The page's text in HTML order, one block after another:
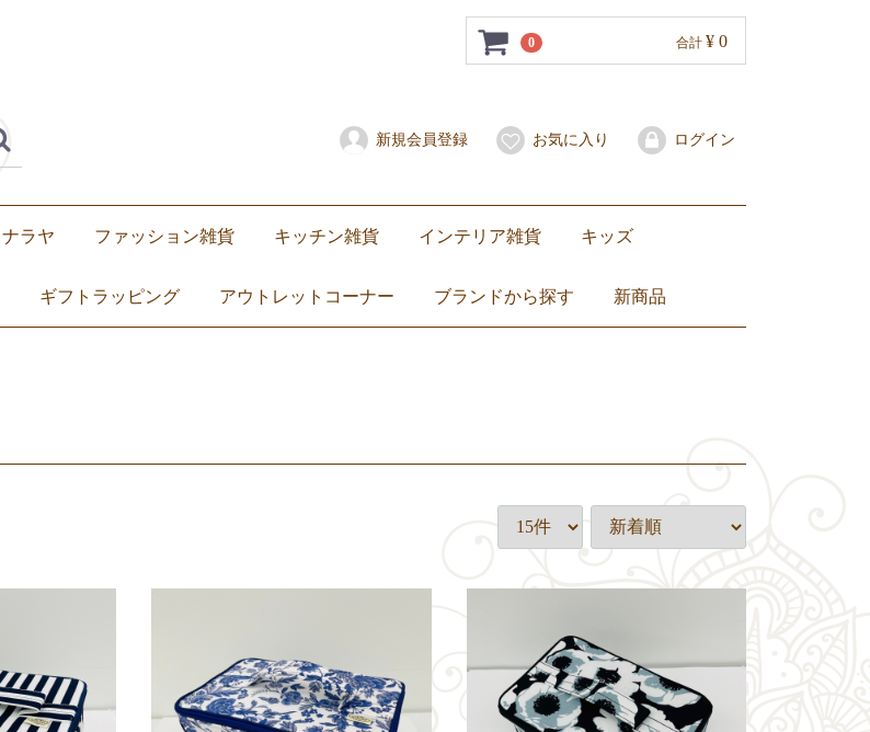
0 合計 ¥ 0
新規会員登録 お気に入り ログイン
ナラヤ ファッション雑貨
水着・サンダル
スカーフ
子ども服
バッグ トートバッグ
ショルダーバッグ
ハンドバッグ
エコバッグ
子ども用バッグ
ポーチ
財布・コインケース
携帯用爪楊枝入れ
その他
キッチン雑貨
ZEBRA（ ゼブラ）ステンレス製ランチボックス弁当箱
琺瑯（ホーロー）
セラドン焼き
ベンジャロン焼き
食器
マグカップ・グラス
カトラリー・お箸
箸置き ランチョンマット・コースター
ミトン
卓上小物
インテリア雑貨
置き物・ぬいぐるみ
小物入れ・花瓶
灰皿
照明
キャンドル
クッションカバー
その他
キッズ
子ども服
バッグ
おもちゃ・ぬいぐるみ
ギフトラッピング アウトレットコーナー ブランドから探す 新商品